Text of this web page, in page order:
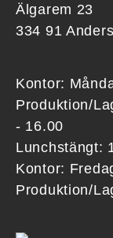
Älgarem 23
334 91
Kontor:
Produktion/
- 16.00
Lunchstängt:
Kontor:
Produktion/